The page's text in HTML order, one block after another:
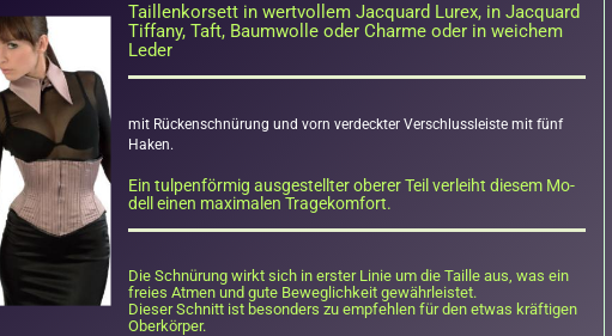
Tail­len­kor­sett in wert­vol­lem Jac­quard Lurex, in Jac­quard
Tif­fa­ny, Taft, Baum­wol­le oder Charme oder in wei­chem
Leder
mit Rü­cken­schnü­rung und vorn ver­deck­ter Ver­schluss­leis­te mit fünf
Haken.
Ein tul­pen­för­mig aus­ge­stell­ter obe­rer Teil ver­leiht die­sem Mo­
dell einen ma­xi­ma­len Tra­ge­kom­fort.
Die Schnü­rung wirkt sich in ers­ter Linie um die Tail­le aus, was ein
frei­es Atmen und gute Be­weg­lich­keit ge­währ­leis­tet.
Die­ser Schnitt ist be­son­ders zu emp­feh­len für den etwas kräf­ti­gen
Ober­kör­per.